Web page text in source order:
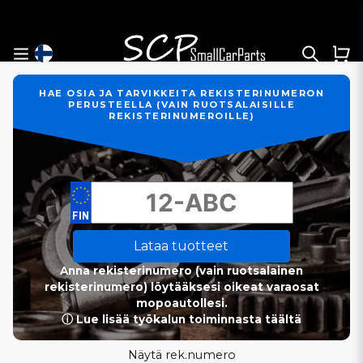
HAE OSIA JA TARVIKKEITA REKISTERINUMERON
PERUSTEELLA (VAIN RUOTSALAISILLE
REKISTERINUMEROILLE)
Lataa tuotteet
Anna rekisterinumero (vain ruotsalainen
rekisterinumero) löytääksesi oikeat varaosat
mopoautollesi.
ⓘ Lue lisää työkalun toiminnasta täältä
Näytä rek.numero